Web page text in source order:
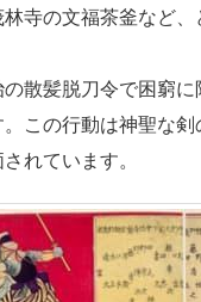
寺の文福茶釜など
散髪脱刀令で困窮に
この行動は神聖な
れています。